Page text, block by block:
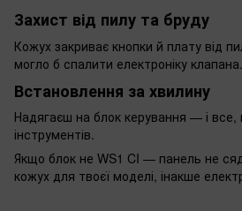
Захист від пилу та бруду
Кожух закриває кнопки й плату від
могло б спалити електроніку клапана.
Встановлення за хвилину
Надягаєш на блок керування — і все,
інструментів.
Якщо блок не WS1 CI — панель не
кожух для твоєї моделі, інакше